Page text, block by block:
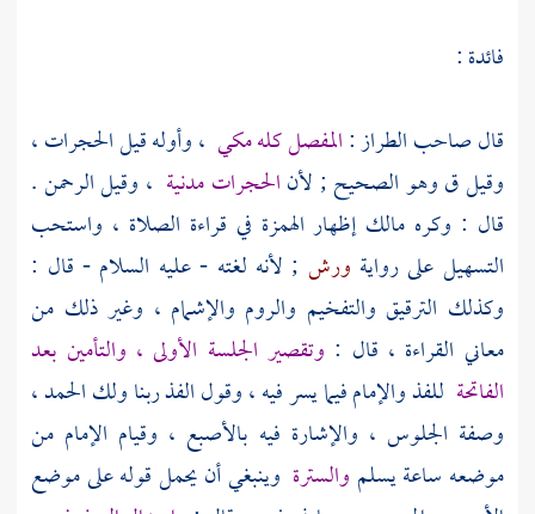
فائدة :
قال صاحب الطراز :المفصل كله مكي ، وأوله قيل الحجرات ،
وقيل ق وهو الصحيح ; لأنالحجرات مدنية ، وقيل الرحمن .
قال : وكره مالكإظهار الهمزة في قراءة الصلاة ، واستحب
التسهيل على رواية ورش ; لأنه لغته - عليه السلام - قال :
وكذلك الترقيق والتفخيم والروم والإشمام ، وغير ذلك من
معاني القراءة ، قال : وتقصير الجلسة الأولى ، والتأمين بعد
الفاتحة للفذ والإمام فيما يسر فيه ، وقول الفذ ربنا ولك الحمد ،
وصفة الجلوس ، والإشارة فيه بالأصبع ، وقيام الإمام من
موضعه ساعة يسلم والسترة وينبغي أن يحمل قوله على موضع